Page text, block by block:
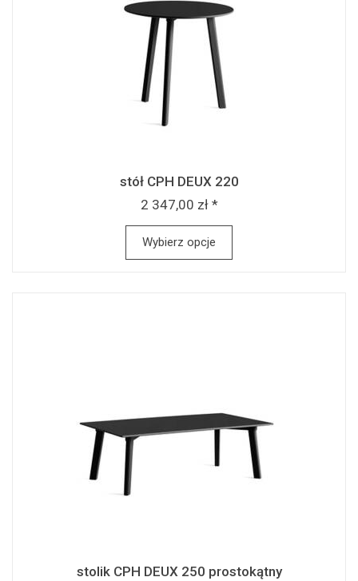
stół CPH DEUX 220
2 347,00 zł *
Wybierz opcje
stolik CPH DEUX 250 prostokątny